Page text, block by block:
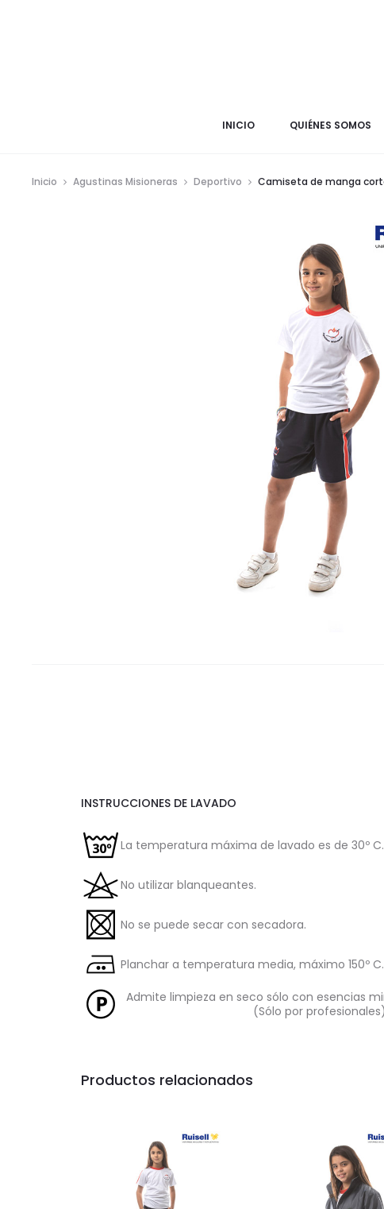
INICIO QUIÉNES SOMOS
Inicio Agustinas Misioneras Deportivo Camiseta de manga
INSTRUCCIONES DE LAVADO
La temperatura máxima de lavado es de 30º C.
No utilizar blanqueantes.
No se puede secar con secadora.
Planchar a temperatura media, máximo 150º C.
Admite limpieza en seco sólo con esencias
(Sólo por
Productos relacionados